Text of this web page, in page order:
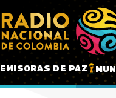
EMISORAS DE PAZ